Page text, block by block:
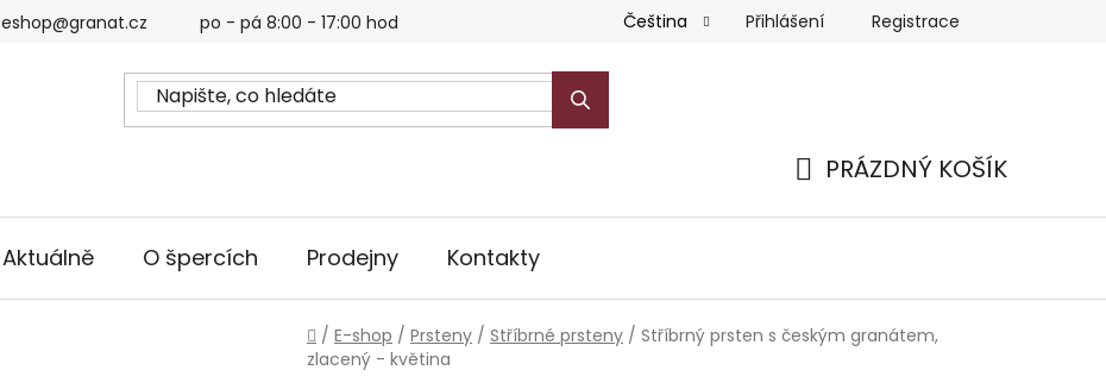
eshop@granat.cz po - pá 8:00 - 17:00 hod Čeština Přihlášení Registrace
PRÁZDNÝ KOŠÍK
Aktuálně O špercích Prodejny Kontakty
Domů
/ E-shop / Prsteny / Stříbrné prsteny / Stříbrný prsten s českým granátem,
zlacený - květina